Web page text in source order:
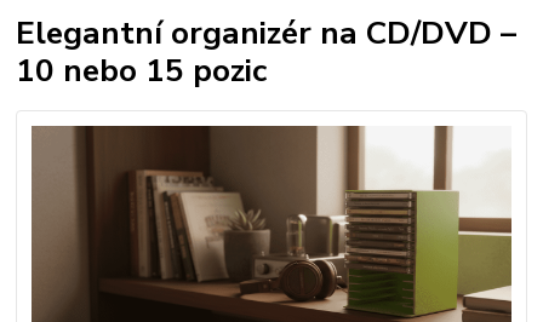
Elegantní organizér na CD/DVD –
10 nebo 15 pozic